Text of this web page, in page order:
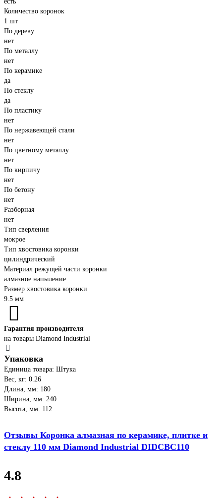
Количество коронок
1 шт
По дереву
нет
По металлу
нет
По керамике
да
По стеклу
да
По пластику
нет
По нержавеющей стали
нет
По цветному металлу
нет
По кирпичу
нет
По бетону
нет
Разборная
нет
Тип сверления
мокрое
Тип хвостовика коронки
цилиндрический
Материал режущей части коронки
алмазное напыление
Размер хвостовика коронки
9.5 мм
Гарантия производителя
на товары Diamond Industrial
Упаковка
Единица товара: Штука
Вес, кг: 0.26
Длина, мм: 180
Ширина, мм: 240
Высота, мм: 112
Отзывы Коронка алмазная по керамике, плитке и
стеклу 110 мм Diamond Industrial DIDCBC110
4.8